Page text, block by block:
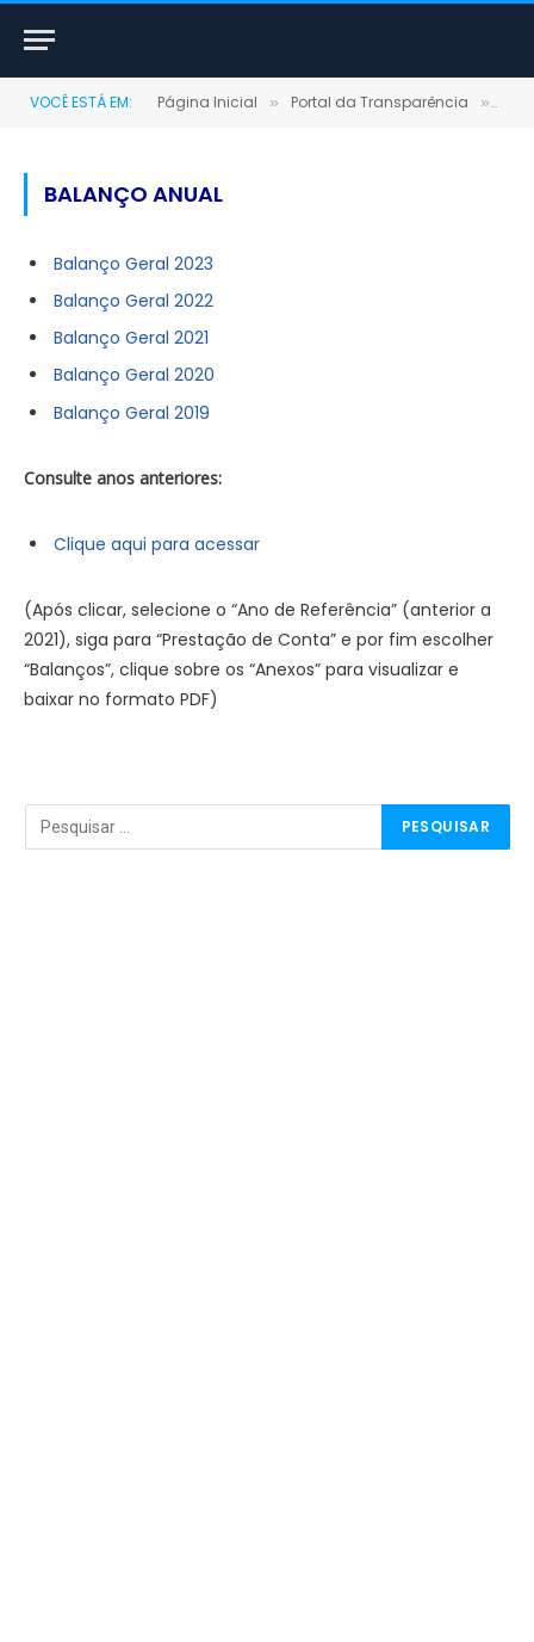
VOCÊ ESTÁ EM: Página Inicial » Portal da Transparência »
BALANÇO ANUAL
Balanço Geral 2023
Balanço Geral 2022
Balanço Geral 2021
Balanço Geral 2020
Balanço Geral 2019
Consulte anos anteriores:
Clique aqui para acessar
(Após clicar, selecione o “Ano de Referência” (anterior a
2021), siga para “Prestação de Conta” e por fim escolher
“Balanços”, clique sobre os “Anexos” para visualizar e
baixar no formato PDF)